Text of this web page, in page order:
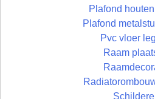
Plafond
Plafond
Pvc vloer
Raam